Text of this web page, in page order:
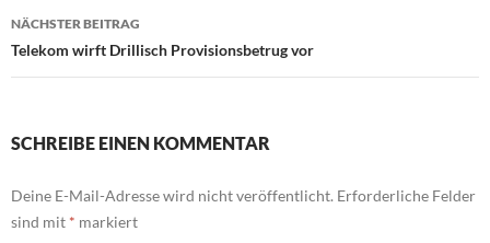
NÄCHSTER BEITRAG
Telekom wirft Drillisch Provisionsbetrug vor
SCHREIBE EINEN KOMMENTAR
Deine E-Mail-Adresse wird nicht veröffentlicht. Erforderliche Felder
sind mit * markiert